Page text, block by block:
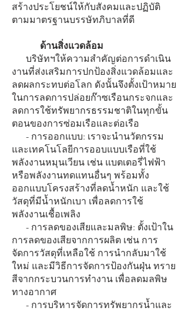
สร้างประโยชน์ให้กับสังคมและปฏิบัติ
ตามมาตรฐานบรรษัทภิบาลที่ดี
ด้านสิ่งแวดล้อม
บริษัทฯให้ความสำคัญต่อการดำเนิน
งานที่ส่งเสริมการปกป้องสิ่งแวดล้อมและ
ลดผลกระทบต่อโลก ดังนั้นจึงตั้งเป้าหมาย
ในการลดการปล่อยก๊าซเรือนกระจกและ
ลดการใช้ทรัพยากรธรรมชาติในทุกขั้น
ตอนของการซ่อมเรือและต่อเรือ
- การออกแบบ: เราจะนำนวัตกรรม
และเทคโนโลยีการออบแบบเรือที่ใช้
พลังงานหมุนเวียน เช่น แบตเตอรี่ไฟฟ้า
หรือพลังงานทดแทนอื่นๆ พร้อมทั้ง
ออกแบบโครงสร้างที่ลดน้ำหนัก และใช้
วัสดุที่มีน้ำหนักเบา เพื่อลดการใช้
พลังงานเชื้อเพลิง
- การลดของเสียและมลพิษ: ตั้งเป้าใน
การลดของเสียจากการผลิต เช่น การ
จัดการวัสดุที่เหลือใช้ การนำกลับมาใช้
ใหม่ และมีวิธีการจัดการป้องกันฝุ่น ทราย
สีจากกระบวนการทำงาน เพื่อลดมลพิษ
ทางอากาศ
- การบริหารจัดการทรัพยากรน้ำและ